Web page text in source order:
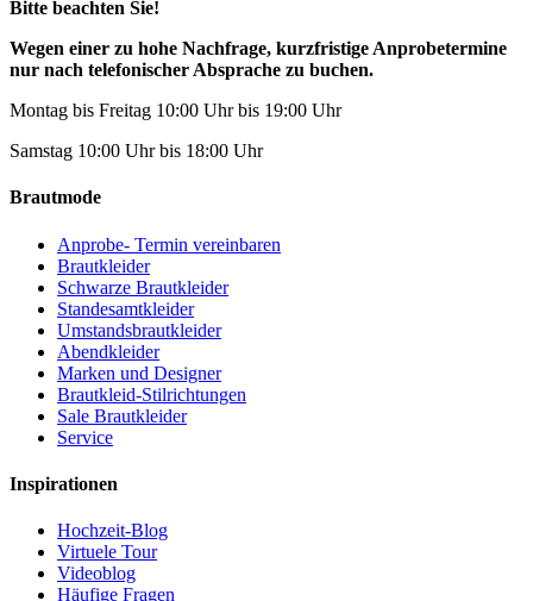
Bitte beachten Sie!
Wegen einer zu hohe Nachfrage, kurzfristige Anprobetermine
nur nach telefonischer Absprache zu buchen.
Montag bis Freitag 10:00 Uhr bis 19:00 Uhr
Samstag 10:00 Uhr bis 18:00 Uhr
Brautmode
Anprobe- Termin vereinbaren
Brautkleider
Schwarze Brautkleider
Standesamtkleider
Umstandsbrautkleider
Abendkleider
Marken und Designer
Brautkleid-Stilrichtungen
Sale Brautkleider
Service
Inspirationen
Hochzeit-Blog
Virtuele Tour
Videoblog
Häufige Fragen